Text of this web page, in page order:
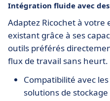
Intégration fluide avec
Adaptez Ricochet à
existant grâce à ses
outils préférés
flux de travail sans heurt.
Compatibilité avec
solutions de stockage